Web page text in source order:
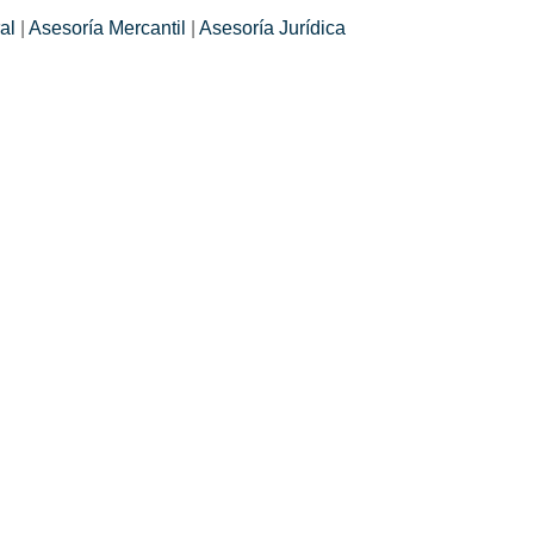
Asesoría Mercantil Asesoría Jurídica